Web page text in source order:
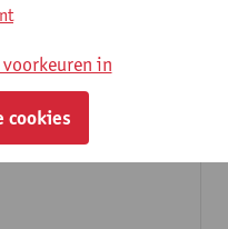
mee in de
gekozen talen.
in
cookies